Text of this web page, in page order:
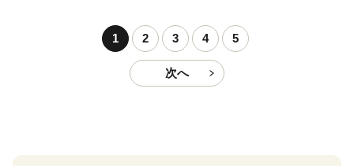
1 2 3 4 5
次へ